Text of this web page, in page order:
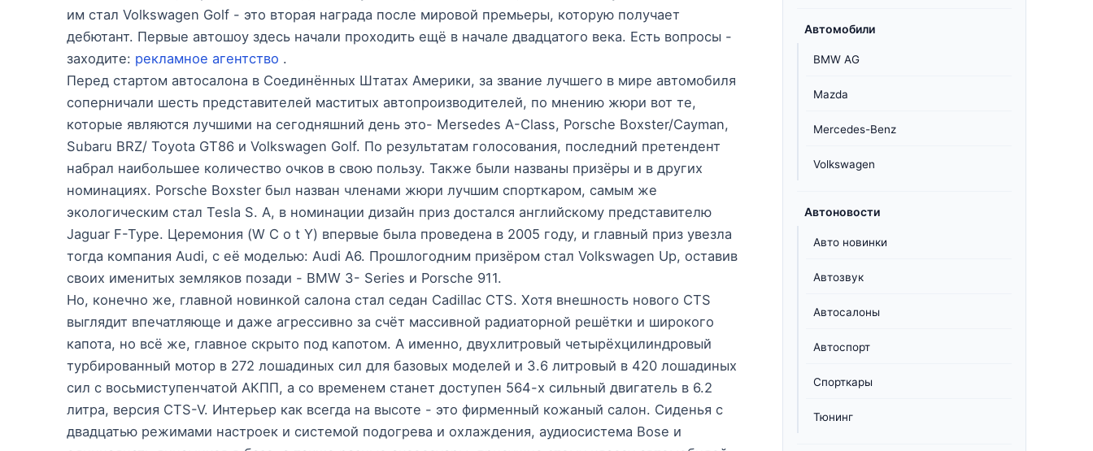
им стал Volkswagen Golf - это вторая награда после мировой премьеры, которую получает
дебютант. Первые автошоу здесь начали проходить ещё в начале двадцатого века. Есть вопросы -
заходите: рекламное агентство .
Перед стартом автосалона в Соединённых Штатах Америки, за звание лучшего в мире автомобиля
соперничали шесть представителей маститых автопроизводителей, по мнению жюри вот те,
которые являются лучшими на сегодняшний день это- Mersedes A-Class, Porsche Boxster/Cayman,
Subaru BRZ/ Toyota GT86 и Volkswagen Golf. По результатам голосования, последний претендент
набрал наибольшее количество очков в свою пользу. Также были названы призёры и в других
номинациях. Porsche Boxster был назван членами жюри лучшим спорткаром, самым же
экологическим стал Tesla S. А, в номинации дизайн приз достался английскому представителю
Jaguar F-Type. Церемония (W C o t Y) впервые была проведена в 2005 году, и главный приз увезла
тогда компания Audi, с её моделью: Audi A6. Прошлогодним призёром стал Volkswagen Up, оставив
своих именитых земляков позади - BMW 3- Series и Porsche 911.
Но, конечно же, главной новинкой салона стал седан Cadillac CTS. Хотя внешность нового СТS
выглядит впечатляюще и даже агрессивно за счёт массивной радиаторной решётки и широкого
капота, но всё же, главное скрыто под капотом. А именно, двухлитровый четырёхцилиндровый
турбированный мотор в 272 лошадиных сил для базовых моделей и 3.6 литровый в 420 лошадиных
сил с восьмиступенчатой АКПП, а со временем станет доступен 564-х сильный двигатель в 6.2
литра, версия CTS-V. Интерьер как всегда на высоте - это фирменный кожаный салон. Сиденья с
двадцатью режимами настроек и системой подогрева и охлаждения, аудиосистема Bose и
Автомобили
BMW AG
Mazda
Mercedes-Benz
Volkswagen
Автоновости
Авто новинки
Автозвук
Автосалоны
Автоспорт
Спорткары
Тюнинг